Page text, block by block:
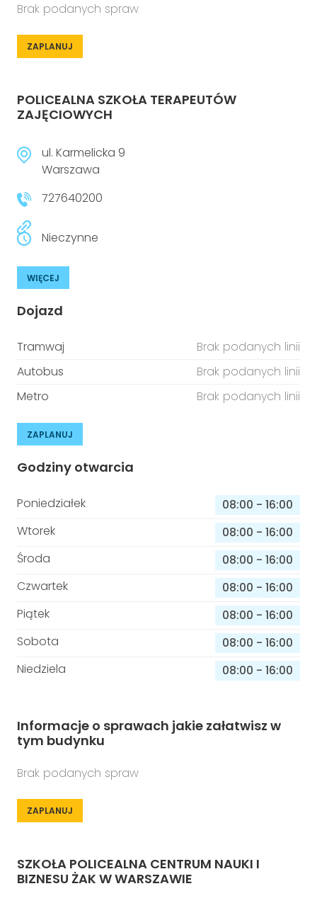
Brak podanych spraw
ZAPLANUJ
POLICEALNA SZKOŁA TERAPEUTÓW
ZAJĘCIOWYCH
ul. Karmelicka 9
Warszawa
727640200
Nieczynne
WIĘCEJ
Dojazd
Tramwaj
Brak podanych linii
Autobus
Brak podanych linii
Metro
Brak podanych linii
ZAPLANUJ
Godziny otwarcia
Poniedziałek 08:00 - 16:00
Wtorek
08:00 - 16:00
Środa
08:00 - 16:00
Czwartek
08:00 - 16:00
Piątek
08:00 - 16:00
Sobota
08:00 - 16:00
Niedziela
08:00 - 16:00
Informacje o sprawach jakie załatwisz w
tym budynku
Brak podanych spraw
ZAPLANUJ
SZKOŁA POLICEALNA CENTRUM NAUKI I
BIZNESU ŻAK W WARSZAWIE